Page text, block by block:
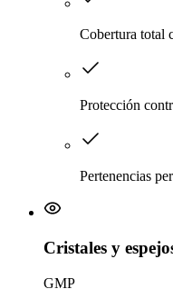
Cobertura total
Protección
Pertenencias
Cristales y
GMP